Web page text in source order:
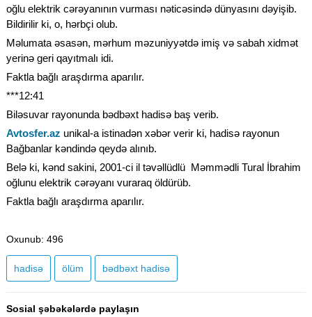
oğlu elektrik cərəyanının vurması nəticəsində dünyasını dəyişib.
Bildirilir ki, o, hərbçi olub.
Məlumata əsasən, mərhum məzuniyyətdə imiş və sabah xidmət
yerinə geri qayıtmalı idi.
Faktla bağlı araşdırma aparılır.
***12:41
Biləsuvar rayonunda bədbəxt hadisə baş verib.
Avtosfer.az unikal-a istinadən xəbər verir ki, hadisə rayonun
Bağbanlar kəndində qeydə alınıb.
Belə ki, kənd sakini, 2001-ci il təvəllüdlü Məmmədli Tural İbrahim
oğlunu elektrik cərəyanı vuraraq öldürüb.
Faktla bağlı araşdırma aparılır.
Oxunub: 496
hadisə ölüm bədbəxt hadisə
Sosial şəbəkələrdə paylaşın